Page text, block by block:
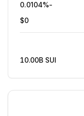
-0.0104%
$0
10.00B SUI